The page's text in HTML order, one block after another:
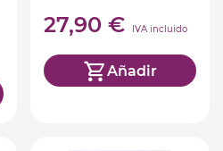
27,90 € IVA incluido
Añadir